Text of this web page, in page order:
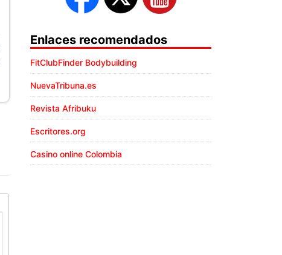
Enlaces recomendados
FitClubFinder Bodybuilding
NuevaTribuna.es
Revista Afribuku
Escritores.org
Casino online Colombia